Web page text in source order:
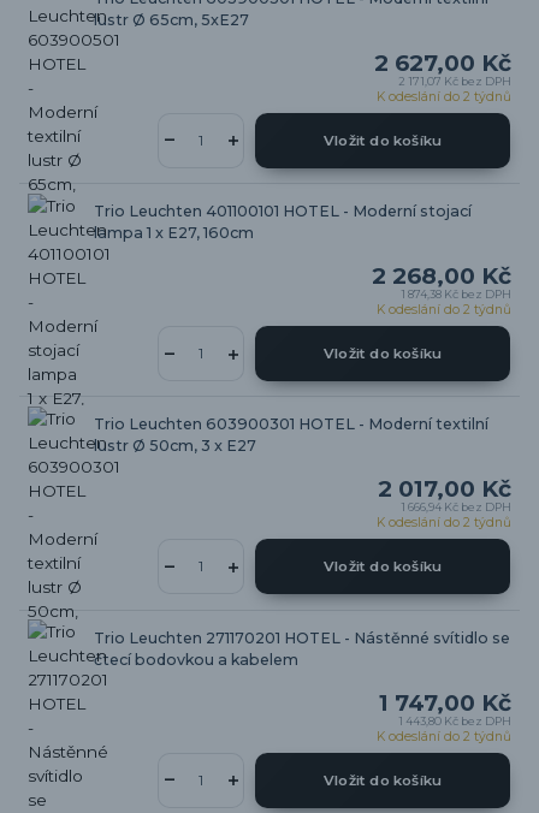
lustr Ø 65cm, 5xE27
2 627,00 Kč
2 171,07 Kč bez DPH
K odeslání do 2 týdnů
Vložit do košíku
Trio Leuchten 401100101 HOTEL - Moderní stojací
lampa 1 x E27, 160cm
2 268,00 Kč
1 874,38 Kč bez DPH
K odeslání do 2 týdnů
Vložit do košíku
Trio Leuchten 603900301 HOTEL - Moderní textilní
lustr Ø 50cm, 3 x E27
2 017,00 Kč
1 666,94 Kč bez DPH
K odeslání do 2 týdnů
Vložit do košíku
Trio Leuchten 271170201 HOTEL - Nástěnné svítidlo se
čtecí bodovkou a kabelem
1 747,00 Kč
1 443,80 Kč bez DPH
K odeslání do 2 týdnů
Vložit do košíku